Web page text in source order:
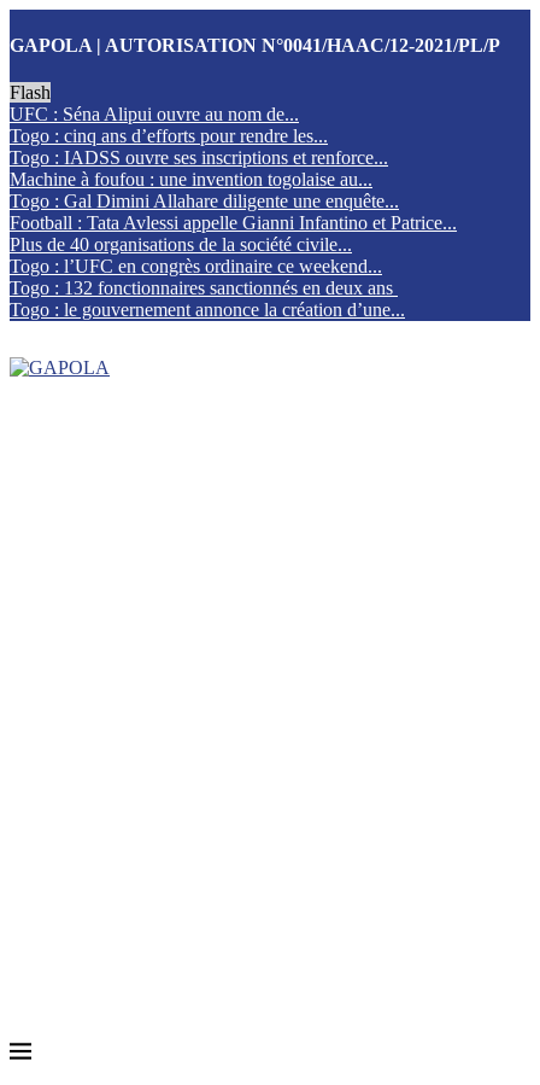
GAPOLA | AUTORISATION N°0041/HAAC/12-2021/PL/P
Flash
UFC : Séna Alipui ouvre au nom de...
Togo : cinq ans d’efforts pour rendre les...
Togo : IADSS ouvre ses inscriptions et renforce...
Machine à foufou : une invention togolaise au...
Togo : Gal Dimini Allahare diligente une enquête...
Football : Tata Avlessi appelle Gianni Infantino et Patrice...
Plus de 40 organisations de la société civile...
Togo : l’UFC en congrès ordinaire ce weekend...
Togo : 132 fonctionnaires sanctionnés en deux ans
Togo : le gouvernement annonce la création d’une...